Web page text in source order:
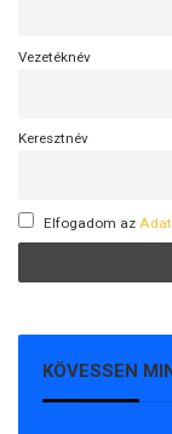
Vezetéknév
Keresztnév
Elfogadom az
KÖVESSEN